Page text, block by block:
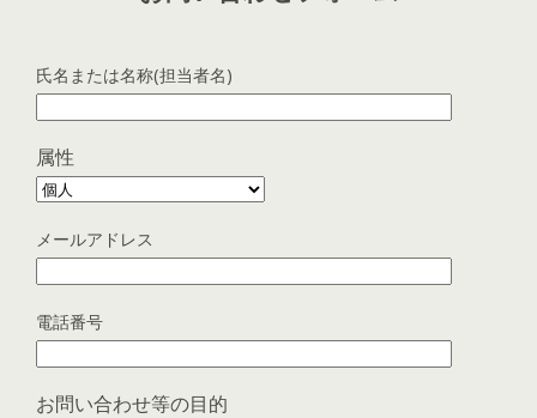
氏名または名称(担当者名)
属性
メールアドレス
電話番号
お問い合わせ等の目的